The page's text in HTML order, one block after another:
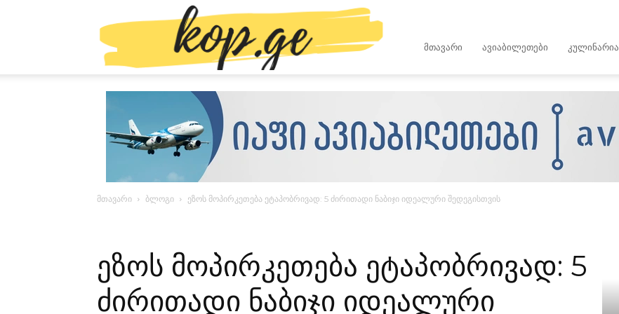
kop.ge
ᲛᲗᲐᲕᲐᲠᲘ ᲐᲕᲘᲐᲑᲘᲚᲔᲗᲔᲑᲘ ᲙᲣᲚᲘᲜᲐᲠᲘᲐ
მთავარი ბლოგი ეზოს მოპირკეთება ეტაპობრივად: 5 ძირითადი ნაბიჯი იდეალური შედეგისთვის
ეზოს მოპირკეთება ეტაპობრივად: 5
ძირითადი ნაბიჯი იდეალური